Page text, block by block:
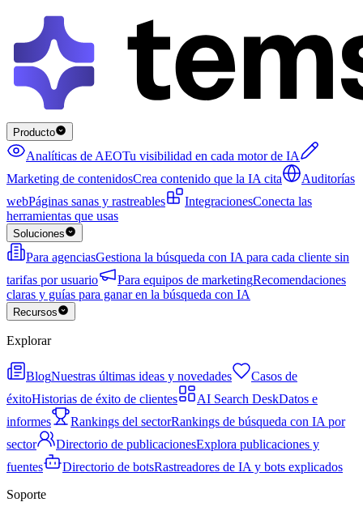
Producto
Analíticas de AEOTu visibilidad en cada motor de IA
Marketing de contenidosCrea contenido que la IA cita
Auditorías
webPáginas sanas y rastreables IntegracionesConecta las
herramientas que usas
Soluciones
Para agenciasGestiona la búsqueda con IA para cada cliente sin
tarifas por usuario
Para equipos de marketingRecomendaciones
claras y guías para ganar en la búsqueda con IA
Recursos
Explorar
BlogNuestras últimas ideas y novedades
Casos de
éxitoHistorias de éxito de clientes AI Search DeskDatos e
informes
Rankings del sectorRankings de búsqueda con IA por
sector
Directorio de publicacionesExplora publicaciones y
fuentes
Directorio de botsRastreadores de IA y bots explicados
Soporte